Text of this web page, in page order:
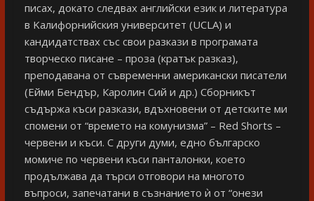
писах, докато следвах английски език и литература
в Kалифорнийския университет (UCLA) и
кандидатствах със свои разкази в програмата
творческо писане – проза (кратък разказ),
преподавана от съвременни американски писатели
(Ейми Бендър, Каролин Сий и др.) Сборникът
съдържа къси разкази, вдъхновени от детските ми
спомени от “времето на комунизма” – Red Shorts –
червени и къси. С други думи, едно българско
момиче по червени къси панталонки, което
продължава да търси отговори на многото
въпроси, запечатани в съзнанието ѝ от “онези